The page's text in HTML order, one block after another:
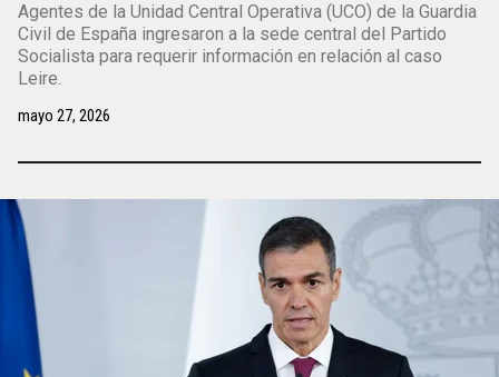
Agentes de la Unidad Central Operativa (UCO) de la Guardia
Civil de España ingresaron a la sede central del Partido
Socialista para requerir información en relación al caso
Leire.
mayo 27, 2026